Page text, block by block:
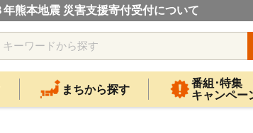
年熊本地震 災害支援寄付受付について
まちから探す
番組･特集
キャンペー